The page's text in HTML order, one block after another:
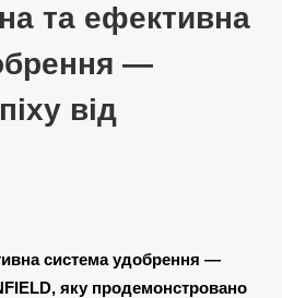
та ефективна
—
від
система удобрення —
яку продемонстровано